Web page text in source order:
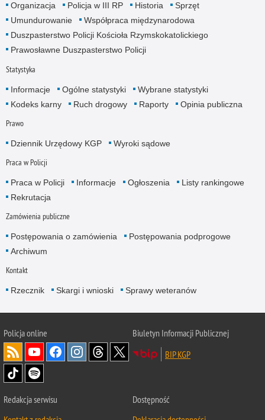
Organizacja
Policja w III RP Historia
Sprzęt
Umundurowanie
Współpraca międzynarodowa
Duszpasterstwo Policji Kościoła Rzymskokatolickiego
Prawosławne Duszpasterstwo Policji
Statystyka
Informacje Ogólne statystyki
Wybrane statystyki
Kodeks karny
Ruch drogowy Raporty Opinia publiczna
Prawo
Dziennik Urzędowy KGP Wyroki sądowe
Praca w Policji
Praca w Policji Informacje Ogłoszenia
Listy rankingowe
Rekrutacja
Zamówienia publiczne
Postępowania o zamówienia
Postępowania podprogowe
Archiwum
Kontakt
Rzecznik Skargi i wnioski Sprawy weteranów
Policjaonline
Biuletyn Informacji Publicznej
BIP KGP
Redakcja serwisu
Dostępność